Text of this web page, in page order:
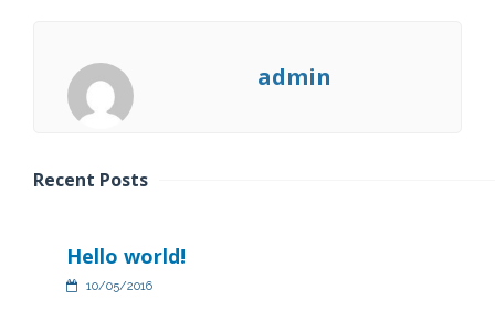
admin
Recent Posts
Hello world!
10/05/2016